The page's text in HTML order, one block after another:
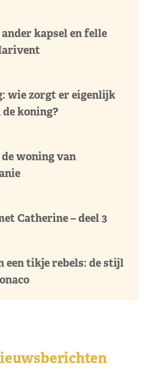
kapsel en felle
wie zorgt er eigenlijk
koning?
woning van
Catherine – deel 3
een tikje rebels: de stijl